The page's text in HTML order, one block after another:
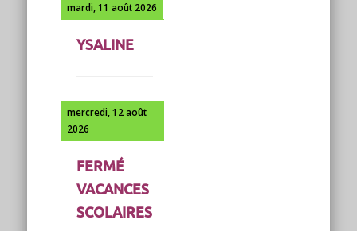
mardi, 11 août 2026
YSALINE
mercredi, 12 août
2026
FERMÉ
VACANCES
SCOLAIRES